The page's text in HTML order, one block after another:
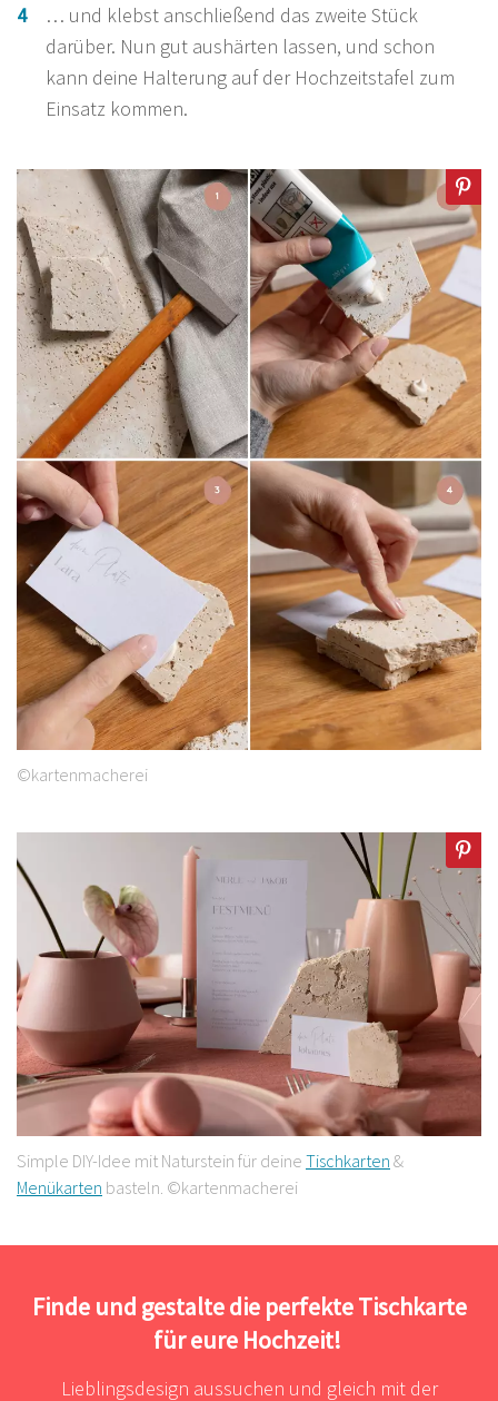
… und klebst anschließend das zweite Stück
darüber. Nun gut aushärten lassen, und schon
kann deine Halterung auf der Hochzeitstafel zum
Einsatz kommen.
©kartenmacherei
Simple DIY-Idee mit Naturstein für deine Tischkarten &
Menükarten basteln. ©kartenmacherei
Finde und gestalte die perfekte Tischkarte
für eure Hochzeit!
Lieblingsdesign aussuchen und gleich mit der